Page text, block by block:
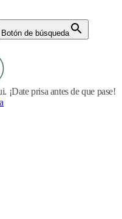
Botón de búsqueda
¡Date prisa antes de que pase!